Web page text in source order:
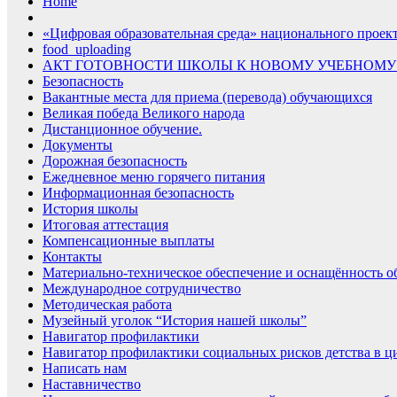
«Цифровая образовательная среда» национального
food_uploading
АКТ ГОТОВНОСТИ ШКОЛЫ К НОВОМУ УЧЕБНОМУ
Безопасность
Вакантные места для приема (перевода) обучающихся
Великая победа Великого народа
Дистанционное обучение.
Документы
Дорожная безопасность
Ежедневное меню горячего питания
Информационная безопасность
История школы
Итоговая аттестация
Компенсационные выплаты
Контакты
Материально-техническое обеспечение и оснащённость
Международное сотрудничество
Методическая работа
Музейный уголок “История нашей школы”
Навигатор профилактики
Навигатор профилактики социальных рисков детства в
Написать нам
Наставничество